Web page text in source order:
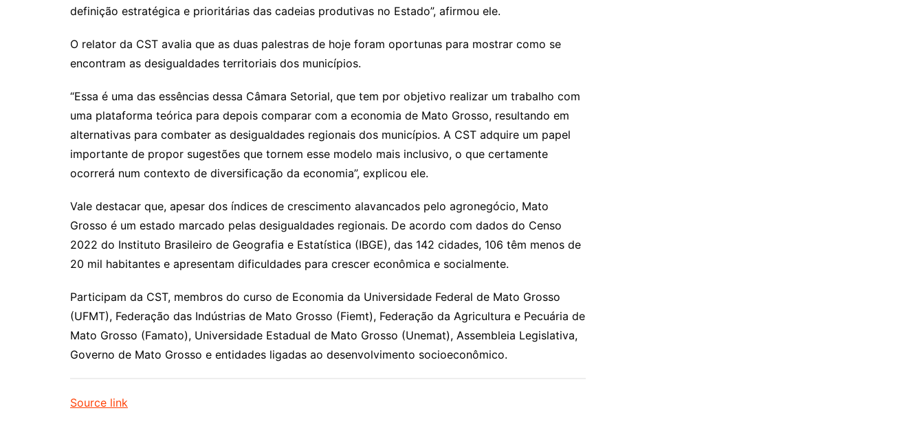
definição estratégica e prioritárias das cadeias produtivas no Estado”, afirmou ele.
O relator da CST avalia que as duas palestras de hoje foram oportunas para mostrar como se
encontram as desigualdades territoriais dos municípios.
“Essa é uma das essências dessa Câmara Setorial, que tem por objetivo realizar um trabalho com
uma plataforma teórica para depois comparar com a economia de Mato Grosso, resultando em
alternativas para combater as desigualdades regionais dos municípios. A CST adquire um papel
importante de propor sugestões que tornem esse modelo mais inclusivo, o que certamente
ocorrerá num contexto de diversificação da economia”, explicou ele.
Vale destacar que, apesar dos índices de crescimento alavancados pelo agronegócio, Mato
Grosso é um estado marcado pelas desigualdades regionais. De acordo com dados do Censo
2022 do Instituto Brasileiro de Geografia e Estatística (IBGE), das 142 cidades, 106 têm menos de
20 mil habitantes e apresentam dificuldades para crescer econômica e socialmente.
Participam da CST, membros do curso de Economia da Universidade Federal de Mato Grosso
(UFMT), Federação das Indústrias de Mato Grosso (Fiemt), Federação da Agricultura e Pecuária de
Mato Grosso (Famato), Universidade Estadual de Mato Grosso (Unemat), Assembleia Legislativa,
Governo de Mato Grosso e entidades ligadas ao desenvolvimento socioeconômico.
Source link